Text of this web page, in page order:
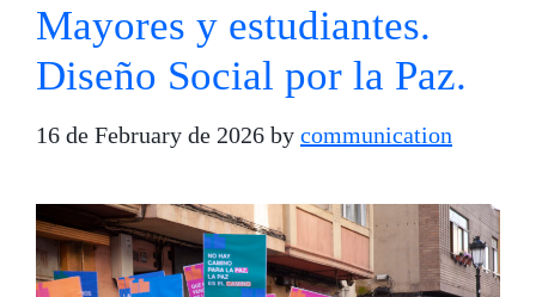
Mayores y estudiantes.
Diseño Social por la Paz.
16 de February de 2026 by communication